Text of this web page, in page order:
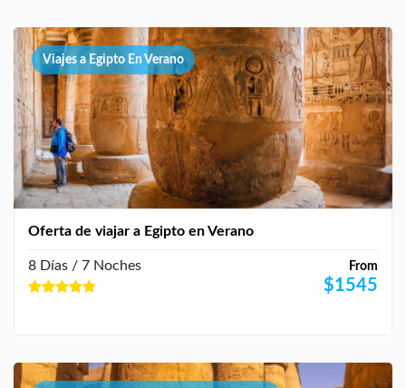
Viajes a Egipto En Verano
Oferta de viajar a Egipto en Verano
From
$1545
8 Días / 7 Noches